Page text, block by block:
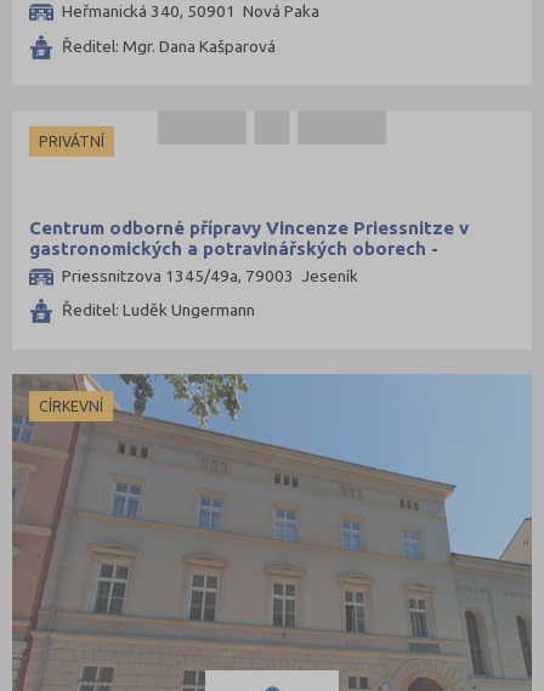
Heřmanická 340, 50901 Nová Paka
Ředitel: Mgr. Dana Kašparová
PRIVÁTNÍ
Centrum odborné přípravy Vincenze Priessnitze v
gastronomických a potravinářských oborech -
středisko praktického vyučování
Priessnitzova 1345/49a, 79003 Jeseník
Ředitel: Luděk Ungermann
CÍRKEVNÍ